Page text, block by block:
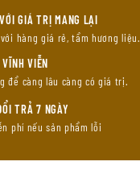
GIÁ TRỊ MANG LẠI
hàng giá rẻ, tẩm hương liệu.
VIỄN
để càng lâu càng có giá trị.
TRẢ 7 NGÀY
phí nếu sản phẩm lỗi